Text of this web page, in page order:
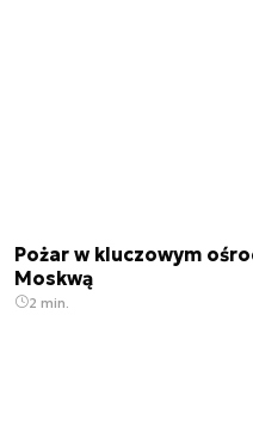
Pożar w kluczowym
Moskwą
2 min.